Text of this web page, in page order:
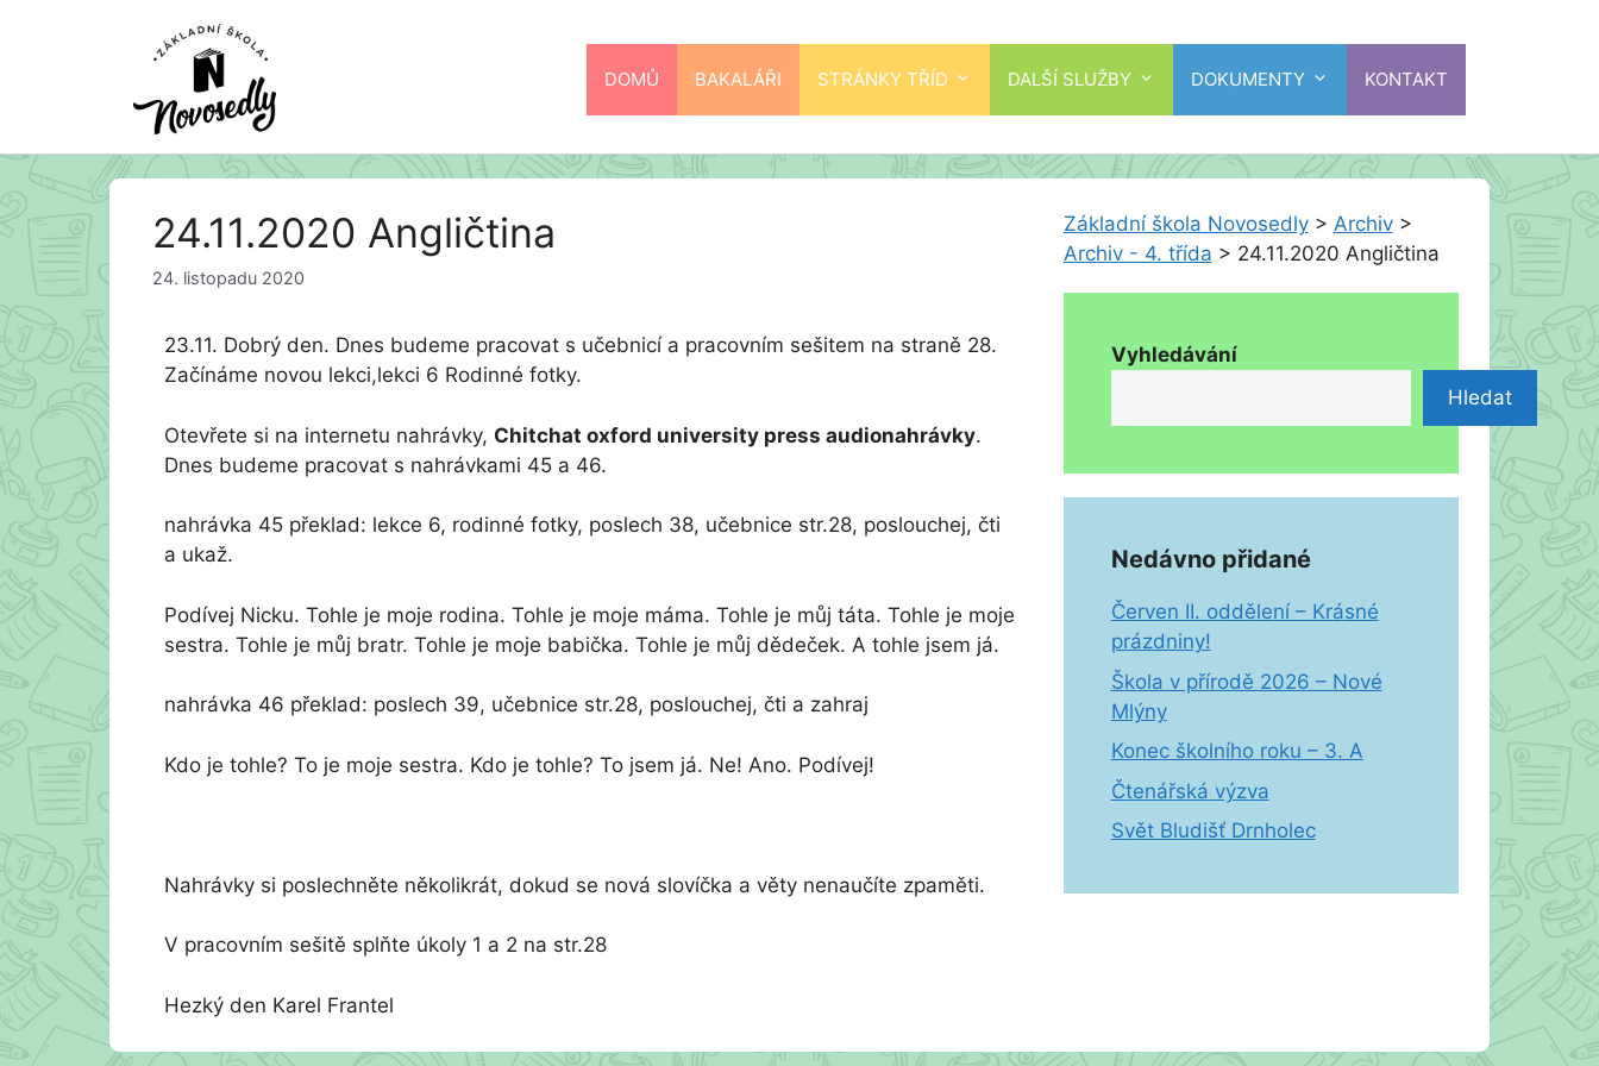
DOMŮ BAKALÁŘI STRÁNKY TŘÍD DALŠÍ SLUŽBY DOKUMENTY KONTAKT
24.11.2020 Angličtina
24. listopadu 2020
23.11. Dobrý den. Dnes budeme pracovat s učebnicí a pracovním sešitem na straně 28.
Začínáme novou lekci,lekci 6 Rodinné fotky.
Otevřete si na internetu nahrávky, Chitchat oxford university press audionahrávky.
Dnes budeme pracovat s nahrávkami 45 a 46.
nahrávka 45 překlad: lekce 6, rodinné fotky, poslech 38, učebnice str.28, poslouchej, čti
a ukaž.
Podívej Nicku. Tohle je moje rodina. Tohle je moje máma. Tohle je můj táta. Tohle je moje
sestra. Tohle je můj bratr. Tohle je moje babička. Tohle je můj dědeček. A tohle jsem já.
nahrávka 46 překlad: poslech 39, učebnice str.28, poslouchej, čti a zahraj
Kdo je tohle? To je moje sestra. Kdo je tohle? To jsem já. Ne! Ano. Podívej!
Nahrávky si poslechněte několikrát, dokud se nová slovíčka a věty nenaučíte zpaměti.
V pracovním sešitě splňte úkoly 1 a 2 na str.28
Hezký den Karel Frantel
Základní škola Novosedly> Archiv>
Archiv - 4. třída > 24.11.2020 Angličtina
Vyhledávání
Hledat
Nedávno přidané
Červen II. oddělení – Krásné
prázdniny!
Škola v přírodě 2026 – Nové
Mlýny
Konec školního roku – 3. A
Čtenářská výzva
Svět Bludišť Drnholec